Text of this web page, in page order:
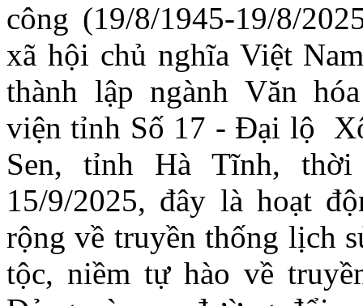
công (19/8/1945-19/8/
xã hội chủ nghĩa Việt
thành lập ngành Văn
viện tỉnh Số 17 - Đại lộ
Sen, tỉnh Hà Tĩnh,
15/9/2025, đây là hoạt
rộng về truyền thống lịch
tộc, niềm tự hào về